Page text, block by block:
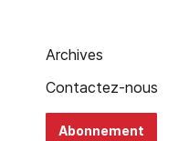
Archives
Contactez-nous
Abonnement